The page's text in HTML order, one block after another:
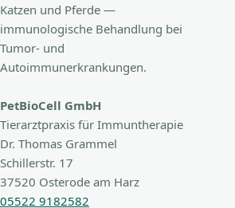
Katzen und Pferde —
immunologische Behandlung bei
Tumor- und
Autoimmunerkrankungen.
PetBioCell GmbH
Tierarztpraxis für Immuntherapie
Dr. Thomas Grammel
Schillerstr. 17
37520 Osterode am Harz
05522 9182582